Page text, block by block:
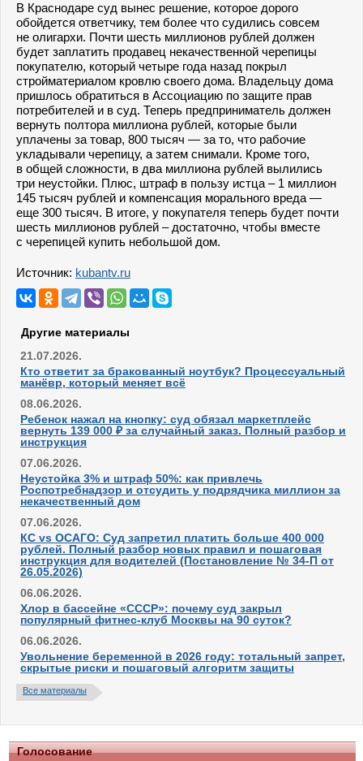
В Краснодаре суд вынес решение, которое дорого
обойдется ответчику, тем более что судились совсем
не олигархи. Почти шесть миллионов рублей должен
будет заплатить продавец некачественной черепицы
покупателю, который четыре года назад покрыл
стройматериалом кровлю своего дома. Владельцу дома
пришлось обратиться в Ассоциацию по защите прав
потребителей и в суд. Теперь предприниматель должен
вернуть полтора миллиона рублей, которые были
уплачены за товар, 800 тысяч — за то, что рабочие
укладывали черепицу, а затем снимали. Кроме того,
в общей сложности, в два миллиона рублей вылились
три неустойки. Плюс, штраф в пользу истца – 1 миллион
145 тысяч рублей и компенсация морального вреда —
еще 300 тысяч. В итоге, у покупателя теперь будет почти
шесть миллионов рублей – достаточно, чтобы вместе
с черепицей купить небольшой дом.
Источник: kubantv.ru
Другие материалы
21.07.2026.
Кто ответит за бракованный ноутбук? Процессуальный
манёвр, который меняет всё
08.06.2026.
Ребенок нажал на кнопку: суд обязал маркетплейс
вернуть 139 000 ₽ за случайный заказ. Полный разбор и
инструкция
07.06.2026.
Неустойка 3% и штраф 50%: как привлечь
Роспотребнадзор и отсудить у подрядчика миллион за
некачественный дом
07.06.2026.
КС vs ОСАГО: Суд запретил платить больше 400 000
рублей. Полный разбор новых правил и пошаговая
инструкция для водителей (Постановление № 34-П от
26.05.2026)
06.06.2026.
Хлор в бассейне «СССР»: почему суд закрыл
популярный фитнес-клуб Москвы на 90 суток?
06.06.2026.
Увольнение беременной в 2026 году: тотальный запрет,
скрытые риски и пошаговый алгоритм защиты
Все материалы
Голосование